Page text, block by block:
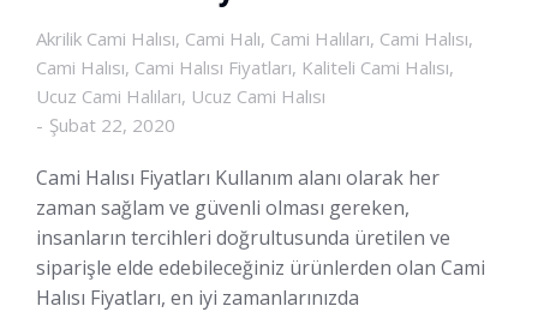
Akrilik Cami Halısı, Cami Halı, Cami Halıları, Cami Halısı,
Cami Halısı, Cami Halısı Fiyatları, Kaliteli Cami Halısı,
Ucuz Cami Halıları, Ucuz Cami Halısı
Şubat 22, 2020
Cami Halısı Fiyatları Kullanım alanı olarak her
zaman sağlam ve güvenli olması gereken,
insanların tercihleri doğrultusunda üretilen ve
siparişle elde edebileceğiniz ürünlerden olan Cami
Halısı Fiyatları, en iyi zamanlarınızda